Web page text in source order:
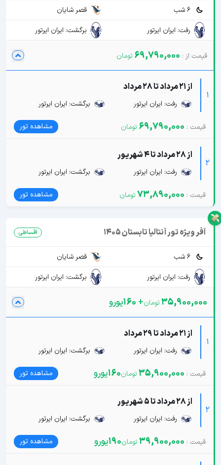
6 شب
قصر شایان
رفت: ایران ایرتور
برگشت: ایران ایرتور
69,790,000
1
از 21 مرداد تا 28 مرداد
رفت: ایران ایرتور برگشت: ایران ایرتور
69,790,000 مشاهده تور
2
از 28 مرداد تا 4 شهریور
رفت: ایران ایرتور برگشت: ایران ایرتور
73,890,000 مشاهده تور
آفر ویژه تور آنتالیا تابستان 1405 اقساطی
6 شب
قصر شایان
رفت: ایران ایرتور
برگشت: ایران ایرتور
35,900,000
+
160یورو
1
از 21 مرداد تا 29 مرداد
رفت: ایران ایرتور برگشت: ایران ایرتور
35,900,000
160یورو مشاهده تور
2
از 28 مرداد تا 5 شهریور
رفت: ایران ایرتور برگشت: ایران ایرتور
39,900,000
190یورو مشاهده تور